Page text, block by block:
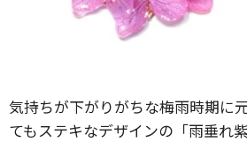
気持ちが下がりがちな梅雨時期に
てもステキなデザインの「雨垂れ